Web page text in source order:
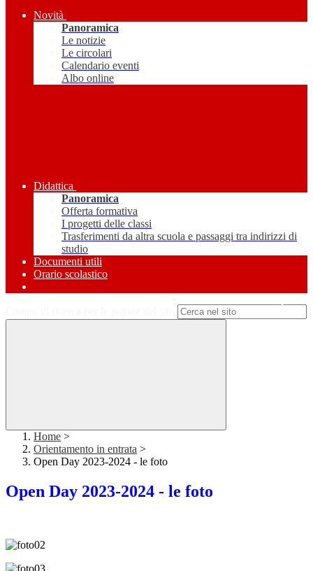
Novità
Panoramica
Le notizie
Le circolari
Calendario eventi
Albo online
Didattica
Panoramica
Offerta formativa
I progetti delle classi
Trasferimenti da altra scuola e passaggi tra indirizzi di
studio
Documenti utili
Orario scolastico
Home >
Orientamento in entrata >
Open Day 2023-2024 - le foto
Open Day 2023-2024 - le foto